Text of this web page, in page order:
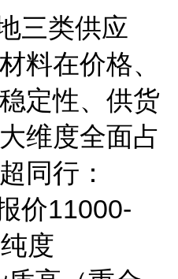
三类供应
料在价格、
定性、供货
维度全面占
同行：
价11000-
度